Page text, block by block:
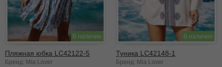
В наличии
Пляжная юбка LC42122-5
Бренд: Mia Lover
В наличии
Туника LC42148-1
Бренд: Mia Lover